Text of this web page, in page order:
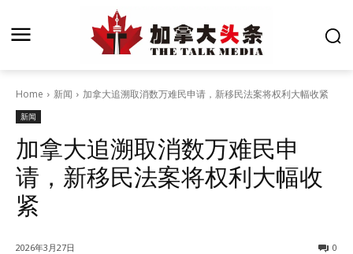
Home 新闻 加拿大追溯取消数万难民申请，新移民法案将权利大幅收紧
新闻
加拿大追溯取消数万难民申
请，新移民法案将权利大幅收
紧
2026年3月27日 0